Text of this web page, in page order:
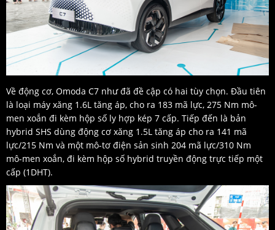
Về động cơ, Omoda C7 như đã đề cập có hai tùy chọn. Đầu tiên
là loại máy xăng 1.6L tăng áp, cho ra 183 mã lực, 275 Nm mô-
men xoắn đi kèm hộp số ly hợp kép 7 cấp. Tiếp đến là bản
hybrid SHS dùng động cơ xăng 1.5L tăng áp cho ra 141 mã
lực/215 Nm và một mô-tơ điện sản sinh 204 mã lực/310 Nm
mô-men xoắn, đi kèm hộp số hybrid truyền động trực tiếp một
cấp (1DHT).